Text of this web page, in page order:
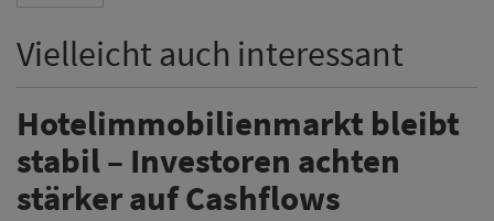
Vielleicht auch interessant
Hotelimmobilienmarkt bleibt
stabil – Investoren achten
stärker auf Cashflows